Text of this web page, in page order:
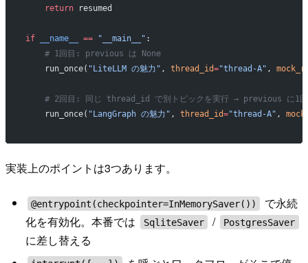
    return
resumed
if __name__ == "__main__" :
    # 1回目: previous は None
    run_once(
"LiteLLM の魅力" , thread_id="thread-A" ,
# 2回目: 同じ thread_id で別トピックを実行 → previous に1回
    run_once(
"LangGraph の魅力" , thread_id="thread-A" ,
実装上のポイントは3つあります。
@entrypoint(checkpointer=InMemorySaver())
で永続
化を有効化。本番では
SqliteSaver / PostgresSaver
に差し替える